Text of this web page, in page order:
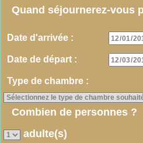
Quand séjournerez-vous
Date d'arrivée :
Date de départ :
Type de chambre :
Combien de personnes ?
adulte(s)